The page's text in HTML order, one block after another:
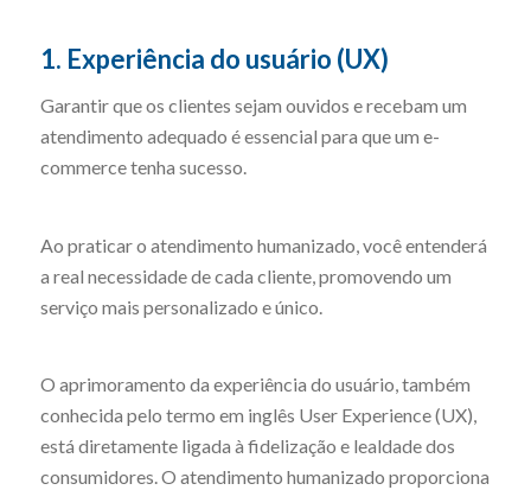
1. Experiência do usuário (UX)
Garantir que os clientes sejam ouvidos e recebam um
atendimento adequado é essencial para que um e-
commerce tenha sucesso.
Ao praticar o atendimento humanizado, você entenderá
a real necessidade de cada cliente, promovendo um
serviço mais personalizado e único.
O aprimoramento da experiência do usuário, também
conhecida pelo termo em inglês User Experience (UX),
está diretamente ligada à fidelização e lealdade dos
consumidores. O atendimento humanizado proporciona